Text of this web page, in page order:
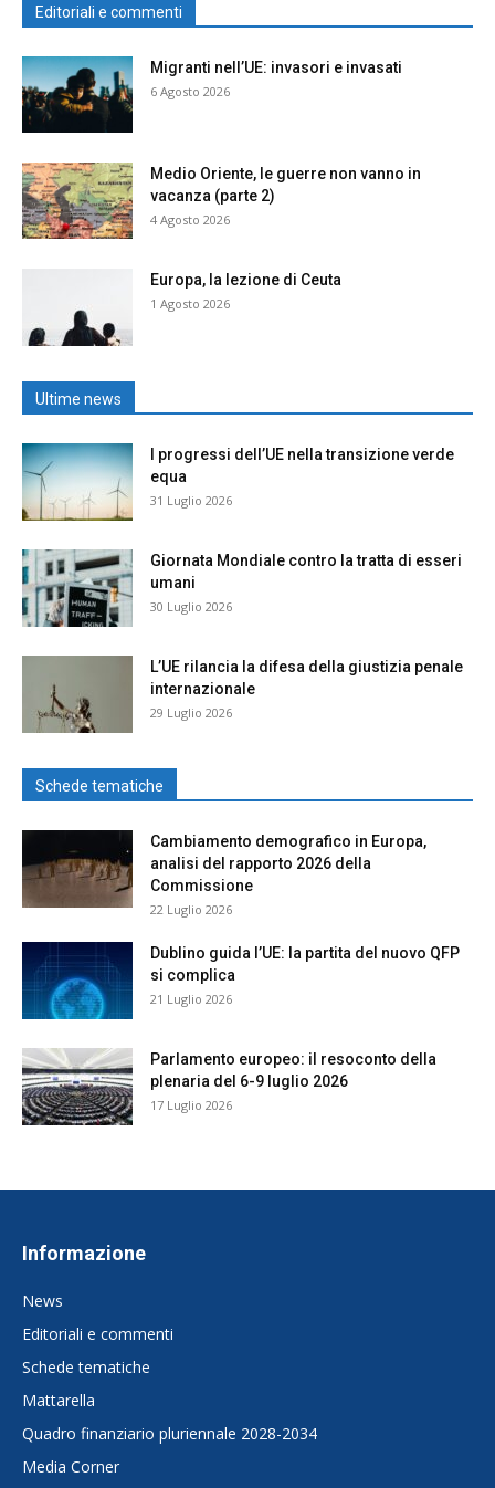
Editoriali e commenti
Migranti nell’UE: invasori e invasati
6 Agosto 2026
Medio Oriente, le guerre non vanno in
vacanza (parte 2)
4 Agosto 2026
Europa, la lezione di Ceuta
1 Agosto 2026
Ultime news
I progressi dell’UE nella transizione verde
equa
31 Luglio 2026
Giornata Mondiale contro la tratta di esseri
umani
30 Luglio 2026
L’UE rilancia la difesa della giustizia penale
internazionale
29 Luglio 2026
Schede tematiche
Cambiamento demografico in Europa,
analisi del rapporto 2026 della
Commissione
22 Luglio 2026
Dublino guida l’UE: la partita del nuovo QFP
si complica
21 Luglio 2026
Parlamento europeo: il resoconto della
plenaria del 6-9 luglio 2026
17 Luglio 2026
Informazione
News
Editoriali e commenti
Schede tematiche
Mattarella
Quadro finanziario pluriennale 2028-2034
Media Corner